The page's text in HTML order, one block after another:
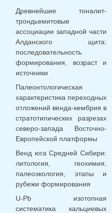
Древнейшие тоналит-
трондьемитовые
ассоциации западной части
Алданского щита:
последовательность
формирования, возраст и
источники
Палеонтологическая
характеристика переходных
отложений венда-кембрия в
стратотипических разрезах
северо-запада Восточно-
Европейской платформы
Венд юга Средней Сибири:
литология, геохимия,
палеоэкология, этапы и
рубежи формирования
U-Pb изотопная
систематика кальциевых